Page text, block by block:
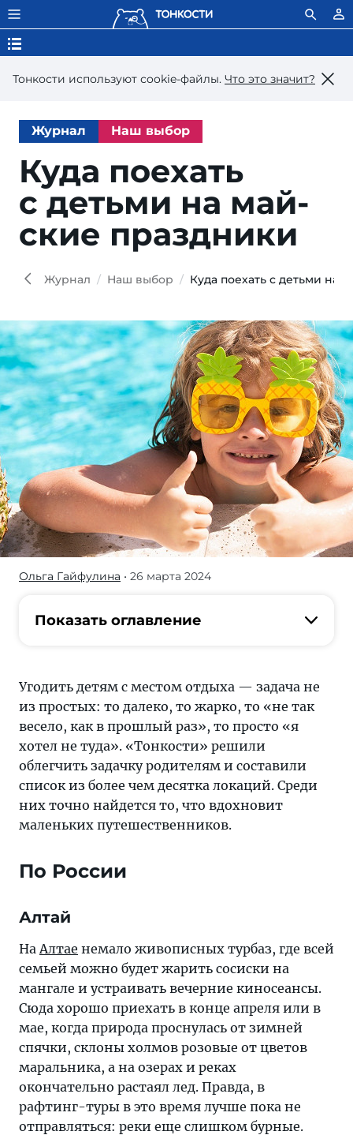
Тонкости используют сookie-файлы. Что это значит?
Журнал Наш выбор
Куда поехать
с деть­ми на май­
ские праздники
Журнал Наш выбор Куда поехать с детьми на
«Тонкости»
облегчить
составили
список
более
точно
то,
вдохновит
маленьких
путешественников
Ольга Гайфулина • 26 марта 2024
Показать оглавление
Угодить детям с местом отдыха — задача не
из простых: то далеко, то жарко, то «не так
весело, как в прошлый раз», то просто «я
хотел не туда». «Тонкости» решили
облегчить задачку родителям и составили
список из более чем десятка локаций. Среди
них точно найдется то, что вдохновит
маленьких путешественников.
По России
Алтай
НаАлтае немало живописных турбаз, где всей
семьей можно будет жарить сосиски на
мангале и устраивать вечерние киносеансы.
Сюда хорошо приехать в конце апреля или в
мае, когда природа проснулась от зимней
спячки, склоны холмов розовые от цветов
маральника, а на озерах и реках
окончательно растаял лед. Правда, в
рафтинг-туры в это время лучше пока не
отправляться: реки еще слишком бурные.